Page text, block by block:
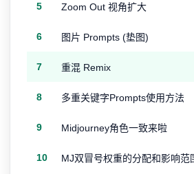
5 Zoom Out 视角扩大
6 图片 Prompts (垫图)
7 重混 Remix
8 多重关键字Prompts使用方法
9 Midjourney角色一致来啦
10 MJ双冒号权重的分配和影响范